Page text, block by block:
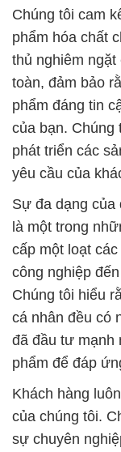
Chúng tôi cam
phẩm hóa chất
thủ nghiêm
toàn, đảm bảo
phẩm đáng tin
của bạn. Chúng
phát triển các
yêu cầu của
Sự đa dạng của
là một trong
cấp một loạt
công nghiệp
Chúng tôi hiểu
cá nhân đều có
đã đầu tư mạnh
phẩm để đáp
Khách hàng
của chúng tôi.
sự chuyên